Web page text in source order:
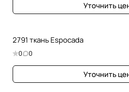
Уточнить
2791 ткань Espocada
0 0
Уточнить